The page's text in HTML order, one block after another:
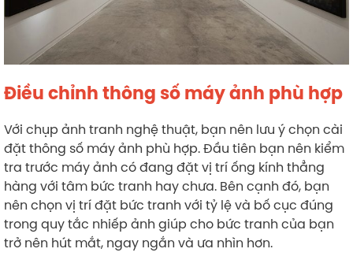
Điều chỉnh thông số máy ảnh phù hợp
Với chụp ảnh tranh nghệ thuật, bạn nên lưu ý chọn cài
đặt thông số máy ảnh phù hợp. Đầu tiên bạn nên kiểm
tra trước máy ảnh có đang đặt vị trí ống kính thẳng
hàng với tâm bức tranh hay chưa. Bên cạnh đó, bạn
nên chọn vị trí đặt bức tranh với tỷ lệ và bố cục đúng
trong quy tắc nhiếp ảnh giúp cho bức tranh của bạn
trở nên hút mắt, ngay ngắn và ưa nhìn hơn.